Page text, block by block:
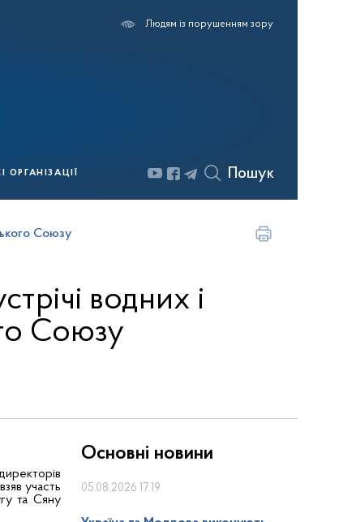
Людям із порушенням зору
Пошук
Союзу
водних і
Союзу
участь
та Сяну
Основні новини
05.08.2026 17:19